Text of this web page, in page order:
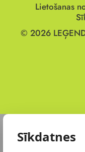
Lietošanas
© 2026
Sīkdatnes